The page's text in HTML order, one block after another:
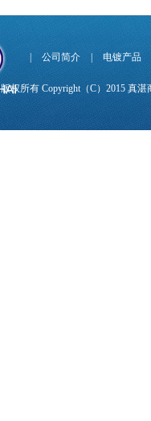
公司简介 电镀产品
版权所有 Copyright（C）2015 真